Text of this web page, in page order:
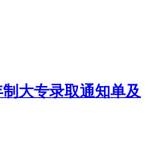
大专录取通知单及